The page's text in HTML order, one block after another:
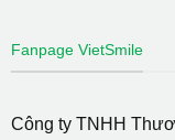
Fanpage VietSmile
Công ty TNHH